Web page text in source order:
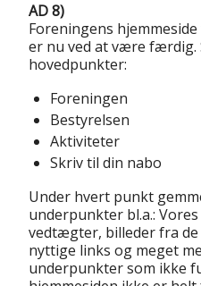
AD 8)
Foreningens
er nu ved at være færdig.
hovedpunkter:
Foreningen
Bestyrelsen
Aktiviteter
Skriv til din nabo
Under hvert punkt
underpunkter bl.a.:
vedtægter, billeder fra
nyttige links og meget
underpunkter som ikke